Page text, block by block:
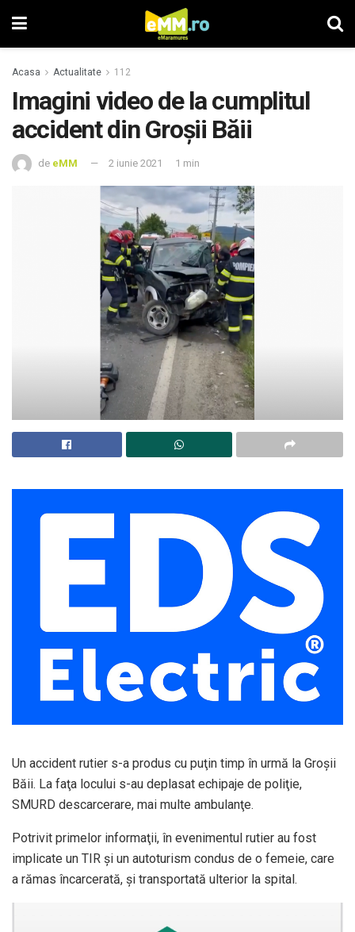
Acasa Actualitate 112
Imagini video de la cumplitul
accident din Groşii Băii
de eMM 2 iunie 2021 1 min
Un accident rutier s-a produs cu puţin timp în urmă la Groşii
Băii. La faţa locului s-au deplasat echipaje de poliţie,
SMURD descarcerare, mai multe ambulanţe.
Potrivit primelor informaţii, în evenimentul rutier au fost
implicate un TIR şi un autoturism condus de o femeie, care
a rămas încarcerată, şi transportată ulterior la spital.